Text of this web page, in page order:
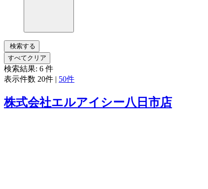
検索する
すべてクリア
検索結果: 6 件
表示件数 20件 | 50件
株式会社エルアイシー八日市店